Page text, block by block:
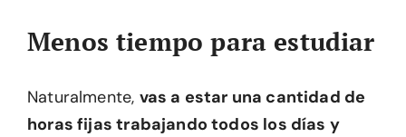
Menos tiempo para estudiar
Naturalmente, vas a estar una cantidad de
horas fijas trabajando todos los días y